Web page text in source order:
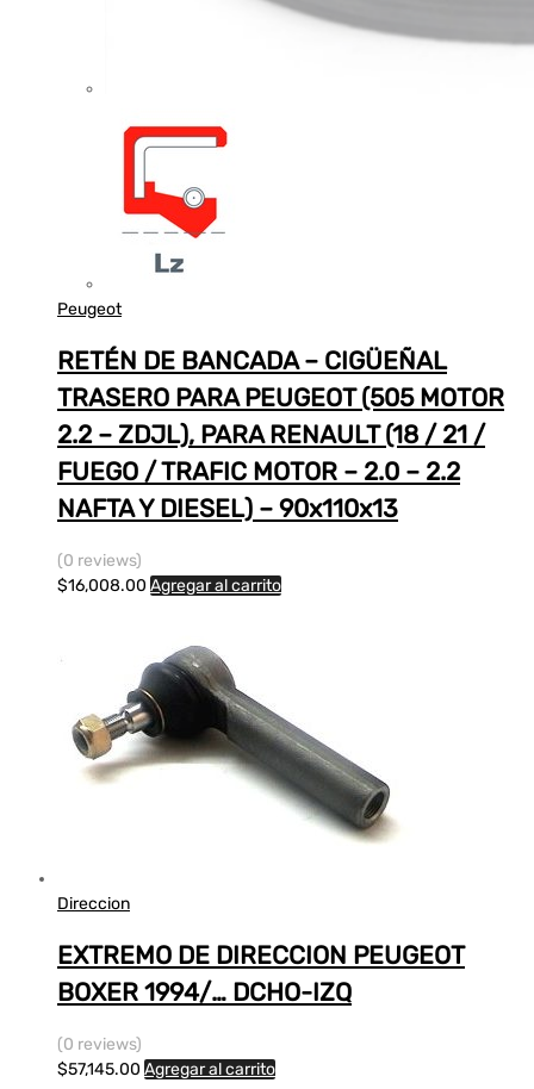
Peugeot
RETÉN DE BANCADA – CIGÜEÑAL
TRASERO PARA PEUGEOT (505 MOTOR
2.2 – ZDJL), PARA RENAULT (18 / 21 /
FUEGO / TRAFIC MOTOR – 2.0 – 2.2
NAFTA Y DIESEL) – 90x110x13
(0 reviews)
$16,008.00 Agregar al carrito
Direccion
EXTREMO DE DIRECCION PEUGEOT
BOXER 1994/… DCHO-IZQ
(0 reviews)
$57,145.00 Agregar al carrito